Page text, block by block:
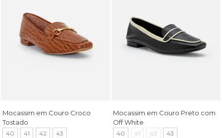
Mocassim em Couro Croco
Tostado
40 41 42 43
Mocassim em Couro Preto com
Off White
40 41 42 43